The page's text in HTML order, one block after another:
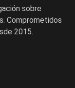
sobre
Comprometidos
2015.